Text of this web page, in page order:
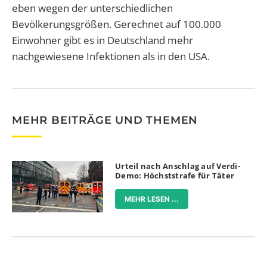
eben wegen der unterschiedlichen
Bevölkerungsgrößen. Gerechnet auf 100.000
Einwohner gibt es in Deutschland mehr
nachgewiesene Infektionen als in den USA.
MEHR BEITRÄGE UND THEMEN
Urteil nach Anschlag auf Verdi-
Demo: Höchststrafe für Täter
MEHR LESEN ...